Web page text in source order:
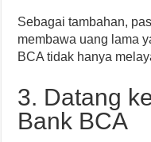
Sebagai tambahan,
membawa uang lama
BCA tidak hanya
3. Datang
Bank BCA